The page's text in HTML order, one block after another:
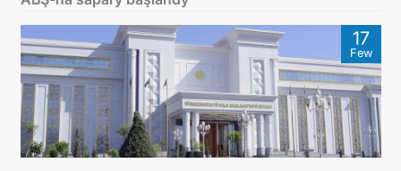
KONSULLYK HYZMATLARY
DIM
ARAGATNAŞYK
17
Few